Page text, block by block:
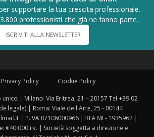
supportare la tua crescita professionale.
professionisti che già ne fanno parte.
ISCRIVITI ALLA NEWSLETTER
Privacy Policy Cookie Policy
| Milano: Via Eritrea, 21 – 20157 Tel +39 02
legale) | Roma: Viale dell'Arte, 25 - 00144
| P.IVA 07106000966 | REA MI - 1935962 |
€40.000 i.v. | Società soggetta a direzione e